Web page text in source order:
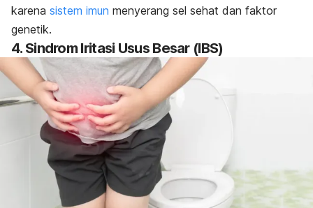
karena sistem imun menyerang sel sehat dan faktor
genetik.
4. Sindrom Iritasi Usus Besar (IBS)